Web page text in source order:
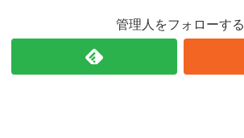
管理人をフォローする